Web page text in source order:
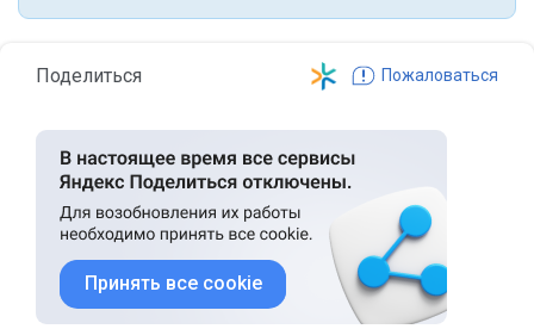
Поделиться Пожаловаться
Принять все cookie